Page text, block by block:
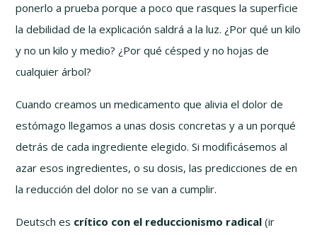
ponerlo a prueba porque a poco que rasques la superficie
la debilidad de la explicación saldrá a la luz. ¿Por qué un kilo
y no un kilo y medio? ¿Por qué césped y no hojas de
cualquier árbol?
Cuando creamos un medicamento que alivia el dolor de
estómago llegamos a unas dosis concretas y a un porqué
detrás de cada ingrediente elegido. Si modificásemos al
azar esos ingredientes, o su dosis, las predicciones de en
la reducción del dolor no se van a cumplir.
Deutsch es crítico con el reduccionismo radical (ir